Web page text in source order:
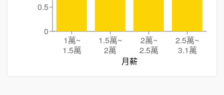
1萬~
1.5萬
1.5萬~
2萬
2萬~
2.5萬
2.5萬~
3.1萬
月薪
0
0.5